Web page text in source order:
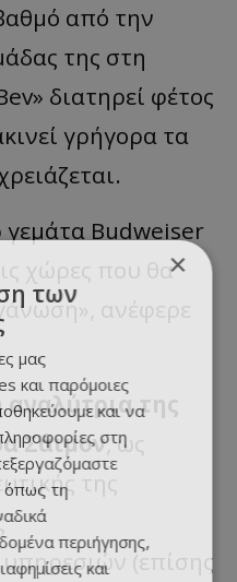
από την
της στη
διατηρεί φέτος
γρήγορα τα
γεμάτα Budweiser
χώρες που θα
ανέφερε
αναλύτρια της
Σάιμον, ως
της
(επίσης
×
των
μας
και παρόμοιες
και να
στη
όπως τη
περιήγησης,
και